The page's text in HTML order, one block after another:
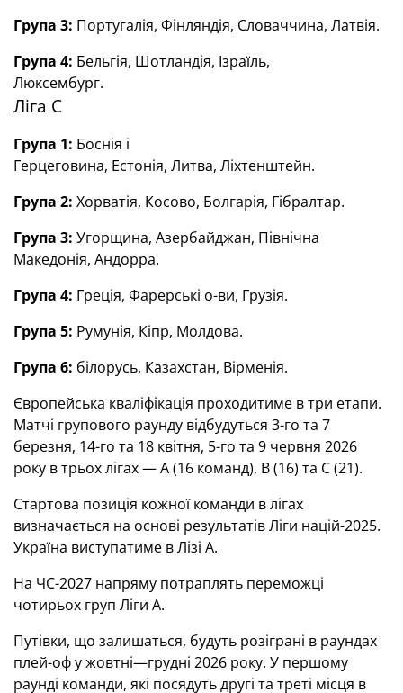
Група 3: Португалія, Фінляндія, Словаччина, Латвія.
Група 4: Бельгія, Шотландія, Ізраїль,
Люксембург.
Ліга С
Група 1: Боснія і
Герцеговина, Естонія, Литва, Ліхтенштейн.
Група 2: Хорватія, Косово, Болгарія, Гібралтар.
Група 3: Угорщина, Азербайджан, Північна
Македонія, Андорра.
Група 4: Греція, Фарерські о-ви, Грузія.
Група 5: Румунія, Кіпр, Молдова.
Група 6: білорусь, Казахстан, Вірменія.
Європейська кваліфікація проходитиме в три етапи.
Матчі групового раунду відбудуться 3-го та 7
березня, 14-го та 18 квітня, 5-го та 9 червня 2026
року в трьох лігах — А (16 команд), В (16) та С (21).
Стартова позиція кожної команди в лігах
визначається на основі результатів Ліги націй-2025.
Україна виступатиме в Лізі А.
На ЧС-2027 напряму потраплять переможці
чотирьох груп Ліги А.
Путівки, що залишаться, будуть розіграні в раундах
плей-оф у жовтні—грудні 2026 року. У першому
раунді команди, які посядуть другі та треті місця в